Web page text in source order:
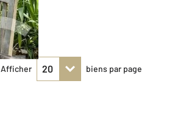
Afficher biens par page